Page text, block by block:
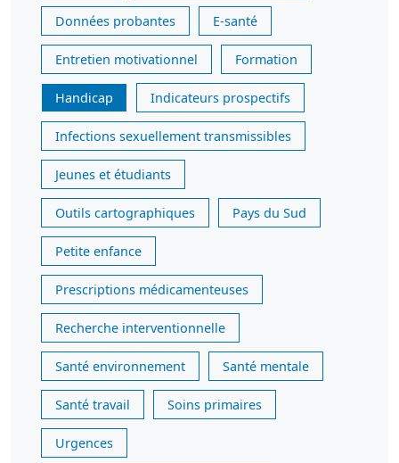
Données probantes E-santé
Entretien motivationnel Formation
Handicap Indicateurs prospectifs
Infections sexuellement transmissibles
Jeunes et étudiants
Outils cartographiques Pays du Sud
Petite enfance
Prescriptions médicamenteuses
Recherche interventionnelle
Santé environnement Santé mentale
Santé travail Soins primaires
Urgences